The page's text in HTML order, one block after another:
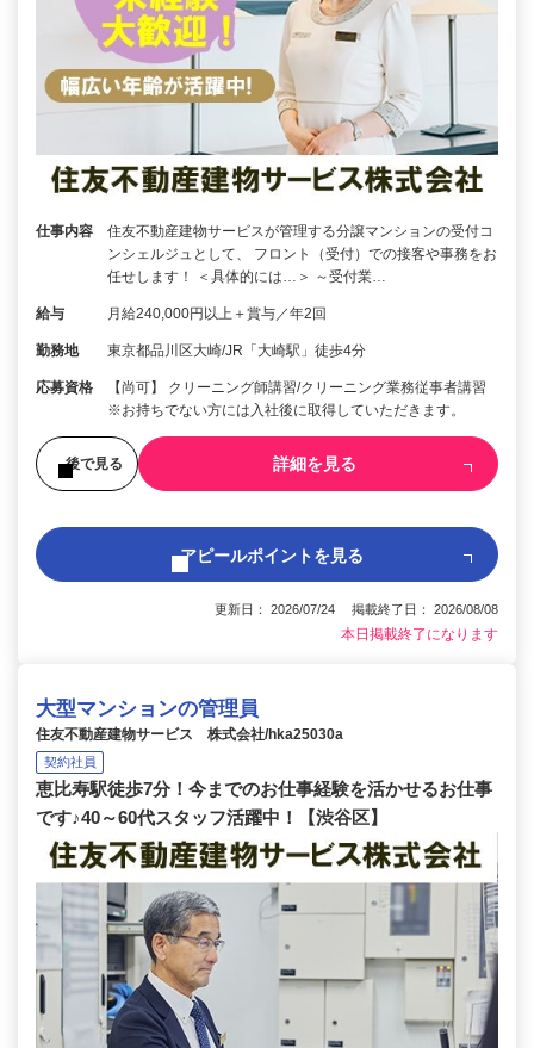
仕事内容
住友不動産建物サービスが管理する分譲マンションの受付コ
ンシェルジュとして、 フロント（受付）での接客や事務をお
任せします！ ＜具体的には…＞ ～受付業…
給与 月給240,000円以上＋賞与／年2回
勤務地 東京都品川区大崎/JR「大崎駅」徒歩4分
応募資格
【尚可】 クリーニング師講習/クリーニング業務従事者講習
※お持ちでない方には入社後に取得していただきます。
後で見る 詳細を見る
アピールポイントを見る
更新日： 2026/07/24 掲載終了日： 2026/08/08
本日掲載終了になります
大型マンションの管理員
住友不動産建物サービス 株式会社/hka25030a
契約社員
恵比寿駅徒歩7分！今までのお仕事経験を活かせるお仕事
です♪40～60代スタッフ活躍中！【渋谷区】